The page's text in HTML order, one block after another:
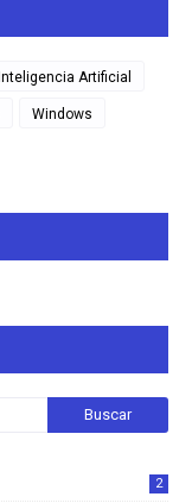
Inteligencia Artificial
Windows
2